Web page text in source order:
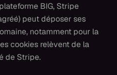
BIG, Stripe
peut déposer ses
notamment pour la
cookies relèvent de la
de Stripe.